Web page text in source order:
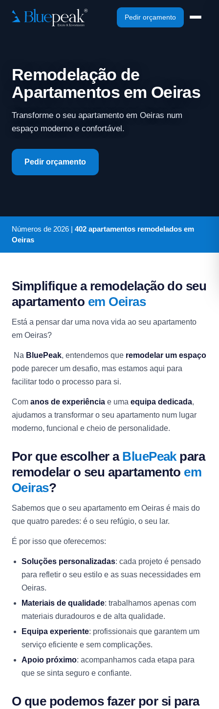
Pedir orçamento
Remodelação de
Apartamentos em Oeiras
Transforme o seu apartamento em Oeiras num
espaço moderno e confortável.
Pedir orçamento
Números de 2026 | 402 apartamentos remodelados em
Oeiras
Simplifique a remodelação do seu
apartamento em Oeiras
Está a pensar dar uma nova vida ao seu apartamento
em Oeiras?
Na BluePeak, entendemos que remodelar um espaço
pode parecer um desafio, mas estamos aqui para
facilitar todo o processo para si.
Com anos de experiência e uma equipa dedicada,
ajudamos a transformar o seu apartamento num lugar
moderno, funcional e cheio de personalidade.
Por que escolher a BluePeakpara
remodelar o seu apartamento em
Oeiras?
Sabemos que o seu apartamento em Oeiras é mais do
que quatro paredes: é o seu refúgio, o seu lar.
É por isso que oferecemos:
Soluções personalizadas: cada projeto é pensado
para refletir o seu estilo e as suas necessidades em
Oeiras.
Materiais de qualidade: trabalhamos apenas com
materiais duradouros e de alta qualidade.
Equipa experiente: profissionais que garantem um
serviço eficiente e sem complicações.
Apoio próximo: acompanhamos cada etapa para
que se sinta seguro e confiante.
O que podemos fazer por si para